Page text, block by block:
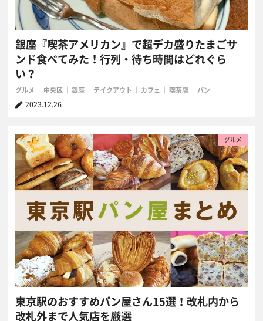
銀座『喫茶アメリカン』で超デカ盛りたまごサ
ンド食べてみた！行列・待ち時間はどれぐら
い？
グルメ 中央区 銀座 テイクアウト カフェ 喫茶店 パン
2023.12.26
グルメ
東京駅のおすすめパン屋さん15選！改札内から
改札外まで人気店を厳選